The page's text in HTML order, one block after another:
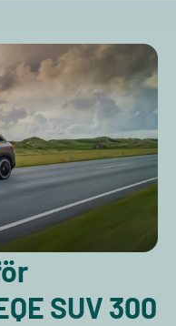
SUV 300